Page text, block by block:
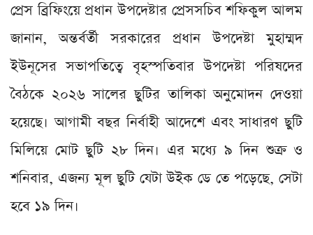
প্রেস ব্রিফিংয়ে প্রধান উপদেষ্টার প্রেসসচিব শফিকুল আলম
জানান, অন্তর্বর্তী সরকারের প্রধান উপদেষ্টা মুহাম্মদ
ইউনূসের সভাপতিত্বে বৃহস্পতিবার উপদেষ্টা পরিষদের
বৈঠকে ২০২৬ সালের ছুটির তালিকা অনুমোদন দেওয়া
হয়েছে। আগামী বছর নির্বাহী আদেশে এবং সাধারণ ছুটি
মিলিয়ে মোট ছুটি ২৮ দিন। এর মধ্যে ৯ দিন শুক্র ও
শনিবার, এজন্য মূল ছুটি যেটা উইক ডে তে পড়েছে, সেটা
হবে ১৯ দিন।